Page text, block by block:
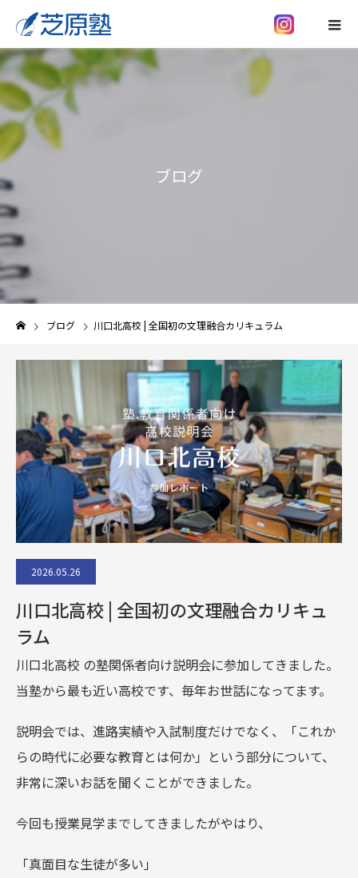
ブログ
ブログ 川口北高校 | 全国初の文理融合カリキュラム
2026.05.26
川口北高校 | 全国初の文理融合カリキュ
ラム
川口北高校 の塾関係者向け説明会に参加してきました。
当塾から最も近い高校です、毎年お世話になってます。
説明会では、進路実績や入試制度だけでなく、「これか
らの時代に必要な教育とは何か」という部分について、
非常に深いお話を聞くことができました。
今回も授業見学までしてきましたがやはり、
「真面目な生徒が多い」